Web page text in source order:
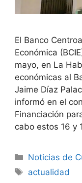
El Banco
Económica
mayo, en La
económicas al
Jaime Díaz
informó en el
Financiación
cabo estos 16 y
Categories
Noticias de
Tags
actualidad